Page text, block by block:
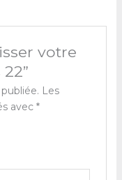
votre
Les
avec *